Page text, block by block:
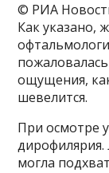
© РИА
Как указано,
ощущения,
шевелится.
При осмотре
дирофилярия.
могла